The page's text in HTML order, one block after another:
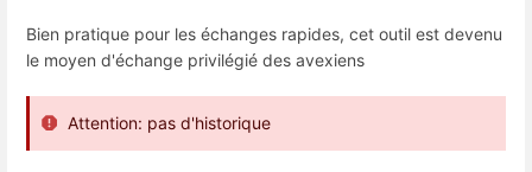
Bien pratique pour les échanges rapides, cet outil est devenu
le moyen d'échange privilégié des avexiens
Attention: pas d'historique